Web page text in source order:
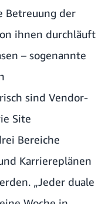
Betreuung der
ihnen durchläuft
– sogenannte
sind Vendor-
Site
Bereiche
Karriereplänen
„Jeder duale